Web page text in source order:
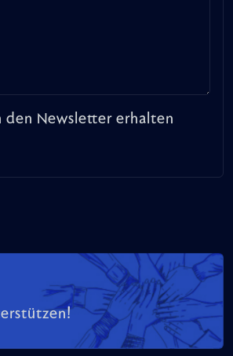
den Newsletter erhalten